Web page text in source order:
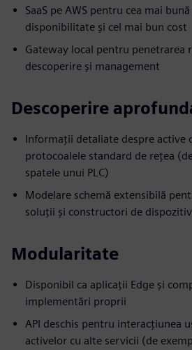
SaaS pe AWS pentru cea mai
disponibilitate și cel mai bun cost
Gateway local pentru penetrarea
descoperire și management
Descoperire
Informații detaliate despre active
protocoalele standard de rețea
spatele unui PLC)
Modelare schemă extensibilă
soluții și constructori de
Modularitate
Disponibil ca aplicații Edge și
implementări proprii
API deschis pentru interacțiunea
activelor cu alte servicii (de